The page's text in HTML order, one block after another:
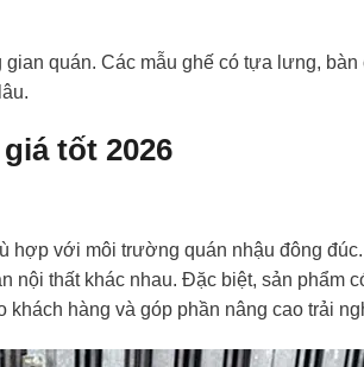
quán. Các mẫu ghế có tựa lưng,
tốt 2026
hợp với môi trường quán nhậu đông
thất khác nhau. Đặc biệt, sản phẩm
hàng và góp phần nâng cao trải